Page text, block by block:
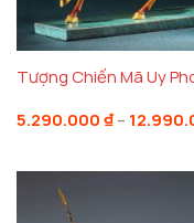
Tượng Chiến Mã Uy
5.290.000 ₫ –